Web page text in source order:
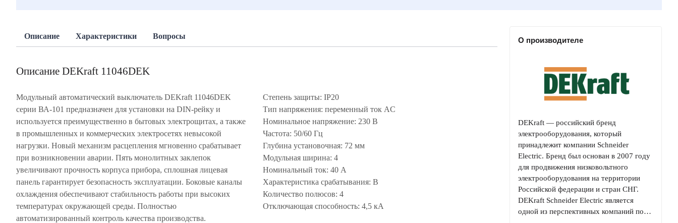
Описание Характеристики Вопросы
Описание DEKraft 11046DEK
Модульный автоматический выключатель DEKraft 11046DEK
серии ВА-101 предназначен для установки на DIN-рейку и
используется преимущественно в бытовых электрощитах, а также
в промышленных и коммерческих электросетях невысокой
нагрузки. Новый механизм расцепления мгновенно срабатывает
при возникновении аварии. Пять монолитных заклепок
увеличивают прочность корпуса прибора, сплошная лицевая
панель гарантирует безопасность эксплуатации. Боковые каналы
охлаждения обеспечивают стабильность работы при высоких
температурах окружающей среды. Полностью
автоматизированный контроль качества производства.
Степень защиты: IP20
Тип напряжения: переменный ток AC
Номинальное напряжение: 230 В
Частота: 50/60 Гц
Глубина установочная: 72 мм
Модульная ширина: 4
Номинальный ток: 40 А
Характеристика срабатывания: B
Количество полюсов: 4
Отключающая способность: 4,5 кА
О производителе
DEKraft — российский бренд
электрооборудования, который
принадлежит компании Schneider
Electric. Бренд был основан в 2007 году
для продвижения низковольтного
электрооборудования на территории
Российской федерации и стран СНГ.
DEKraft Schneider Electric является
одной из перспективных компаний по…